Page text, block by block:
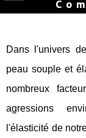
Dans l'univers
peau souple et
nombreux
agressions
l'élasticité de